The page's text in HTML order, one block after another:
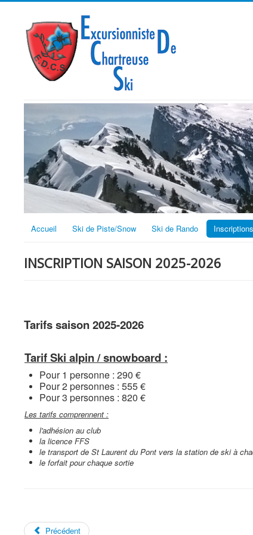
Accueil Ski de Piste/Snow Ski de Rando Inscriptions
INSCRIPTION SAISON 2025-2026
Tarifs saison 2025-2026
Tarif Ski alpin / snowboard :
Pour 1 personne : 290 €
Pour 2 personnes : 555 €
Pour 3 personnes : 820 €
Les tarifs comprennent :
l'adhésion au club
la licence FFS
le transport de St Laurent du Pont vers la station de ski à
le forfait pour chaque sortie
Précédent